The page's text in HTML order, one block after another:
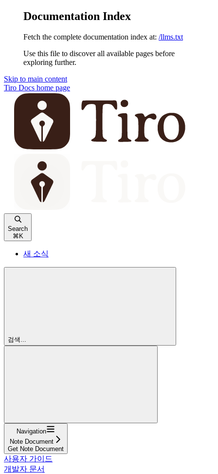
Documentation Index
Fetch the complete documentation index at: /llms.txt
Use this file to discover all available pages before
exploring further.
Skip to main content
Tiro Docs home page
Search
⌘ K
새 소식
검색...
Navigation
Note Document
Get Note Document
사용자 가이드
개발자 문서